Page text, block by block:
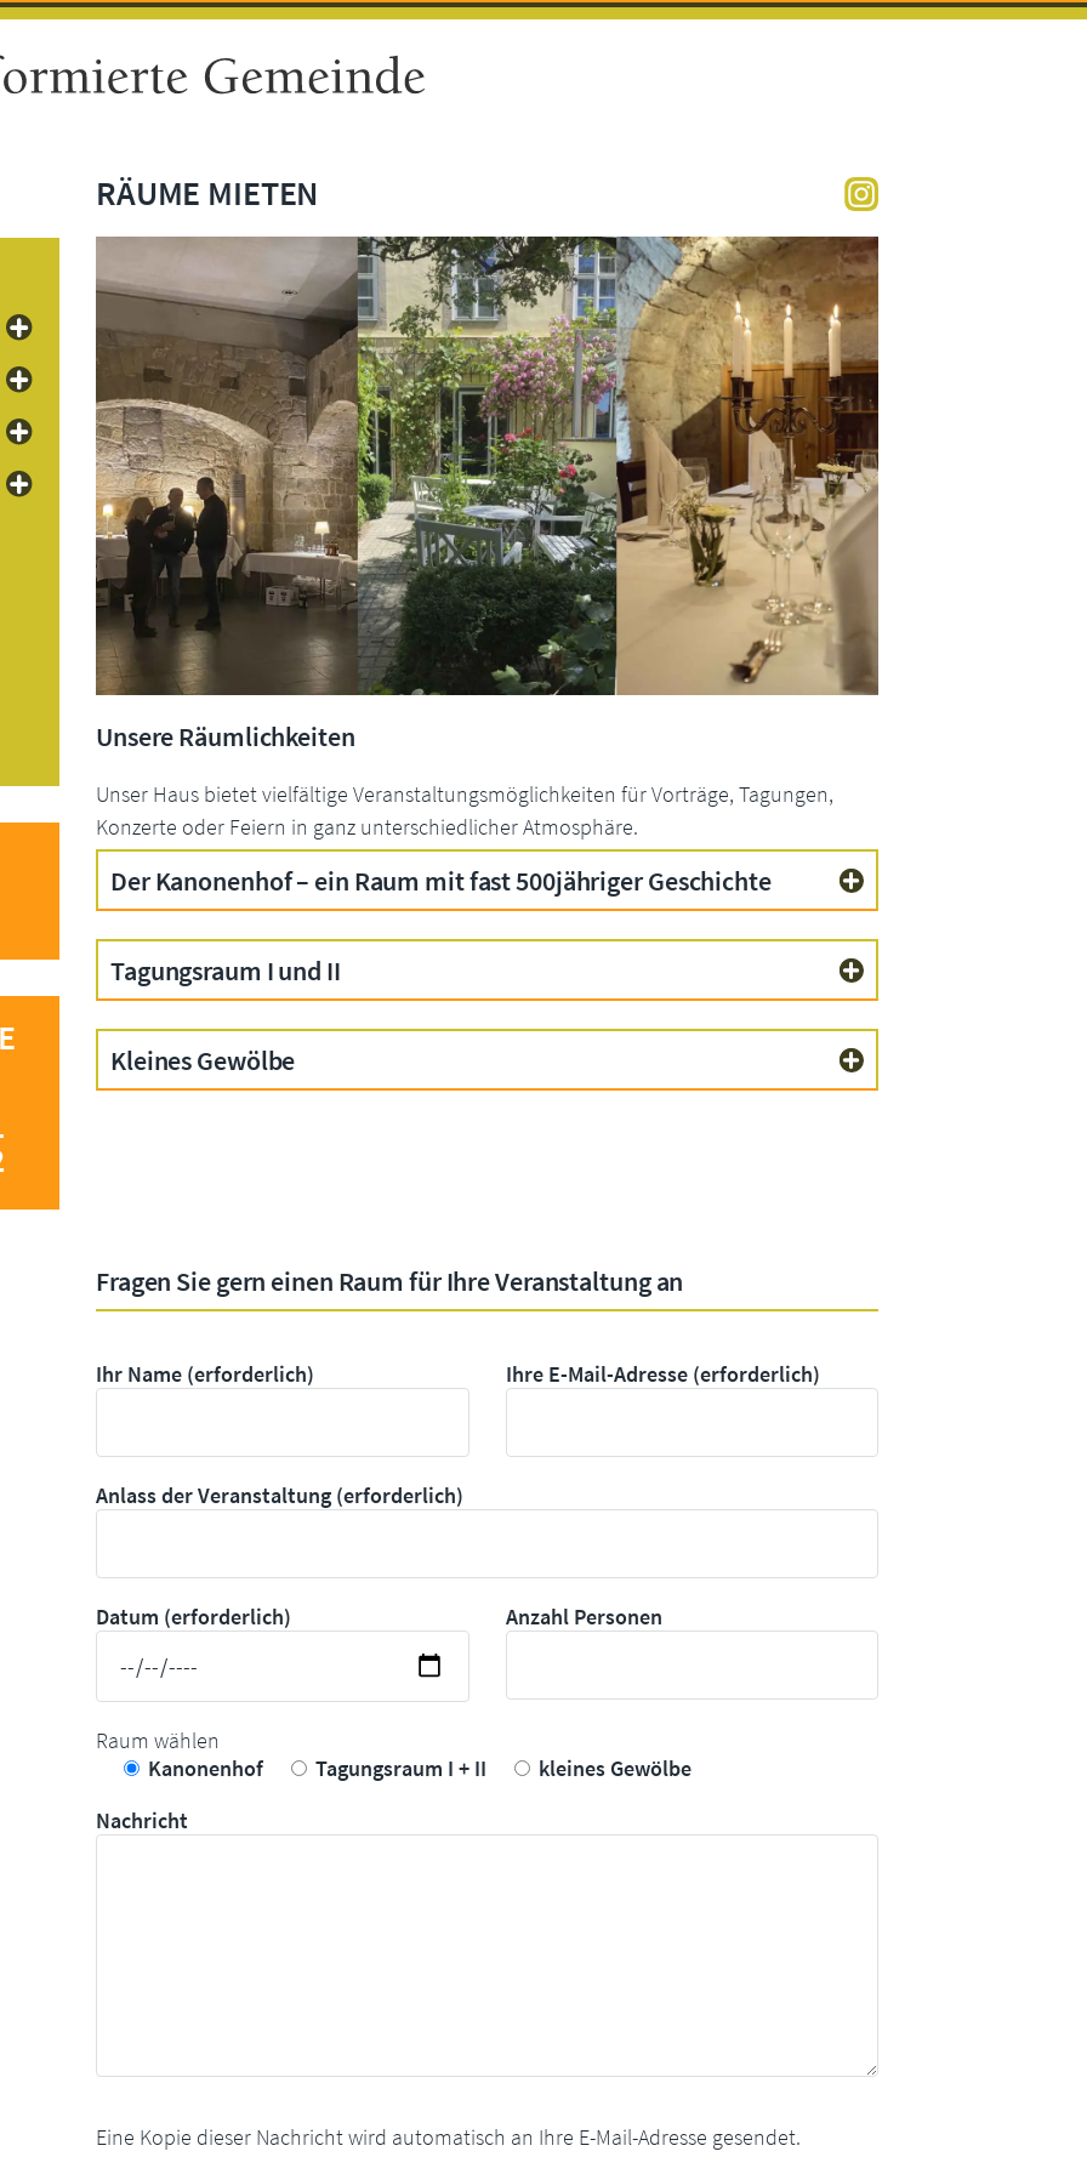
RÄUME MIETEN
Unsere Räumlichkeiten
Unser Haus bietet vielfältige Veranstaltungsmöglichkeiten für Vorträge, Tagungen,
Konzerte oder Feiern in ganz unterschiedlicher Atmosphäre.
Der Kanonenhof – ein Raum mit fast 500jähriger Geschichte
Tagungsraum I und II
Kleines Gewölbe
Fragen Sie gern einen Raum für Ihre Veranstaltung an
Ihr Name (erforderlich) Ihre E-Mail-Adresse (erforderlich)
Anlass der Veranstaltung (erforderlich)
Datum (erforderlich) Anzahl Personen
Raum wählen
Kanonenhof
Tagungsraum I + II
kleines Gewölbe
Nachricht
Eine Kopie dieser Nachricht wird automatisch an Ihre E-Mail-Adresse gesendet.